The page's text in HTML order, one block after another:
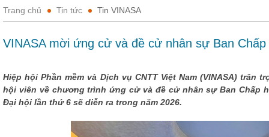
Trang chủ Tin tức Tin VINASA
VINASA mời ứng cử và đề cử nhân sự Ban
Hiệp hội Phần mềm và Dịch vụ CNTT Việt Nam (VINASA)
hội viên về chương trình ứng cử và đề cử nhân sự Ban Chấp
Đại hội lần thứ 6 sẽ diễn ra trong năm 2026.